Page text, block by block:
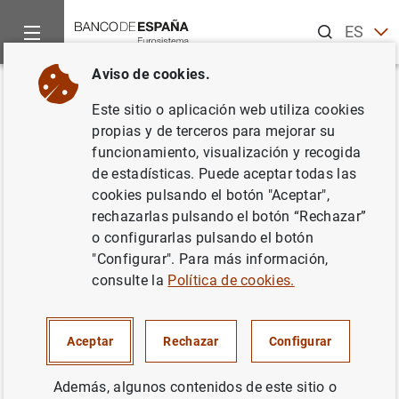
ESEN
Inicio Publicaciones
Volver
The retreat of inflation and the
making of monetary policy:
where do we stand?
Aviso de cookies.
Este sitio o aplicación web utiliza cookies
propias y de terceros para mejorar su
funcionamiento, visualización y recogida
de estadísticas. Puede aceptar todas las
cookies pulsando el botón "Aceptar",
rechazarlas pulsando el botón “Rechazar”
o configurarlas pulsando el botón
"Configurar". Para más información,
consulte la Política de cookies.
Aceptar Rechazar Configurar
Además, algunos contenidos de este sitio o